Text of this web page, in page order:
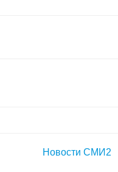
Новости СМИ2